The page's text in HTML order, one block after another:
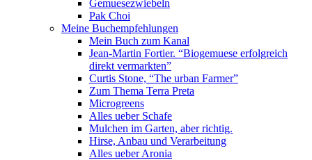
Gemuesezwiebeln
Pak Choi
Meine Buchempfehlungen
Mein Buch zum Kanal
Jean-Martin Fortier. “Biogemuese erfolgreich
direkt vermarkten”
Curtis Stone, “The urban Farmer”
Zum Thema Terra Preta
Microgreens
Alles ueber Schafe
Mulchen im Garten, aber richtig.
Hirse, Anbau und Verarbeitung
Alles ueber Aronia